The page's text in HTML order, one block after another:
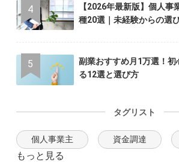
【2026年最新版】個人事
種20選｜未経験からの選
副業おすすめ月1万選！
る12選と選び方
タグリスト
個人事業主 資金調達
もっと見る